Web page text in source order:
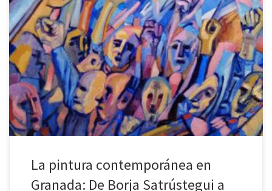
El panorama musical de Granada despunta desde hace décadas
en su versión más urbana, pero, aunque sea menos conocida,
también el ámbito de la pintura contemporánea merece su
reconocimiento. Quizá uno de los pintores que más me han
llamado la atención recientemente sea Borja Satrústegui. Entre el
18 de diciembre […]
La pintura contemporánea en
Granada: De Borja Satrústegui a